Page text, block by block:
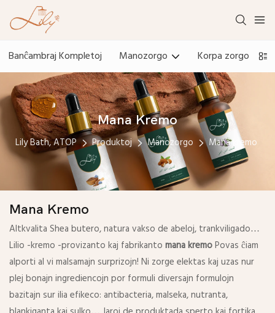
Banĉambraj Kompletoj Manozorgo Korpa zorgo
Mana Kremo
Lily Bath, ATOP Produktoj Manozorgo Mana kremo
Mana Kremo
Altkvalita Shea butero, natura vakso de abeloj, trankviligado…
Lilio -kremo -provizanto kaj fabrikanto mana kremoPovas ĉiam
alporti al vi malsamajn surprizojn! Ni zorge elektas kaj uzas nur
plej bonajn ingrediencojn por formuli diversajn formulojn
bazitajn sur ilia efikeco: antibacteria, malseka, nutranta,